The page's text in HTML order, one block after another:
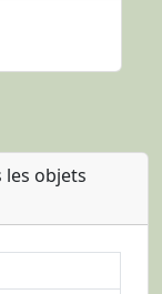
les objets